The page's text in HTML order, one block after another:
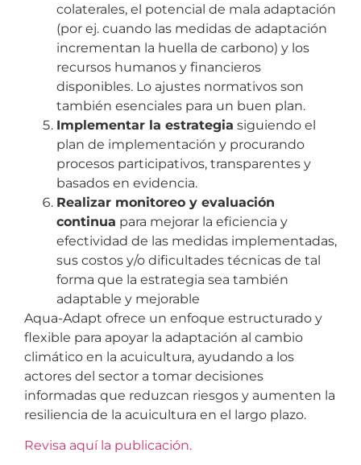
colaterales, el potencial de mala adaptación
(por ej. cuando las medidas de adaptación
incrementan la huella de carbono) y los
recursos humanos y financieros
disponibles. Lo ajustes normativos son
también esenciales para un buen plan.
Implementar la estrategia siguiendo el
plan de implementación y procurando
procesos participativos, transparentes y
basados en evidencia.
Realizar monitoreo y evaluación
continua para mejorar la eficiencia y
efectividad de las medidas implementadas,
sus costos y/o dificultades técnicas de tal
forma que la estrategia sea también
adaptable y mejorable
Aqua-Adapt ofrece un enfoque estructurado y
flexible para apoyar la adaptación al cambio
climático en la acuicultura, ayudando a los
actores del sector a tomar decisiones
informadas que reduzcan riesgos y aumenten la
resiliencia de la acuicultura en el largo plazo.
Revisa aquí la publicación.